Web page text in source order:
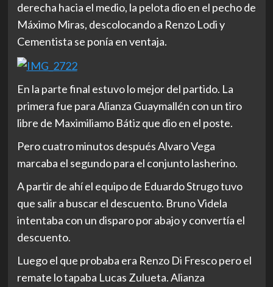
derecha hacia el medio, la pelota dio en el pecho de
Máximo Miras, descolocando a Renzo Lodi y
Cementista se ponía en ventaja.
En la parte final estuvo lo mejor del partido. La
primera fue para Alianza Guaymallén con un tiro
libre de Maximiliamo Bátiz que dio en el poste.
Pero cuatro minutos después Alvaro Vega
marcaba el segundo para el conjunto lasherino.
A partir de ahí el equipo de Eduardo Strugo tuvo
que salir a buscar el descuento. Bruno Videla
intentaba con un disparo por abajo y convertía el
descuento.
Luego el que probaba era Renzo Di Fresco pero el
remate lo tapaba Lucas Zulueta. Alianza